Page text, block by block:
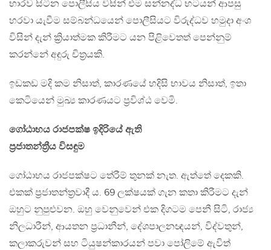
භාරව සිටින පොලීසිය විසින් එම සන්නද්ධ භටයන් ආපසු
හරවා යැවීම සම්බන්ධයෙන් පොලීසියට විරුද්ධව හමුදා අංශ
විසින් දැන් ක්‍රියාත්මක කිරීමට යන පිළිවෙතත් පෙන්නුම්
කරන්නේ අඳුරු චිත්‍රයකි.
ඉඩකඩ මදි කම නිසාත්, කාරණයේ හදිසි භාවය නිසාත්, ඉතා
කෙටියෙන් මුඛ්‍ය කාරණයට ප්‍රවිශ්ඨ වෙමි.
ගෝඨාභය රාජපක්ෂ ඉදිරියේ ඇති
ප්‍රජාතන්ත්‍රීය විසඳුම
ගෝඨාභය රාජපක්ෂට තේරීම් තුනක් නැත. ඇත්තේ දෙකකි.
එකක් ප්‍රජාතන්ත්‍රවාදී ය. 69 ලක්ෂයක් ගැන කතා කිරීමට දැන්
ඔහුට නුපුළුවන. ඔහු වෙනුවෙන් එක දිගටම පෙනී සිටි, රාජ්‍ය
නිලධාරීන්, ආයතන ප්‍රධානීන්, දේශපාලනඥයන්, විද්වතුන්,
කලාකරුවන් සහ ටියුෂන්කාරයන් පවා පෝලිමේ ඇවිත්